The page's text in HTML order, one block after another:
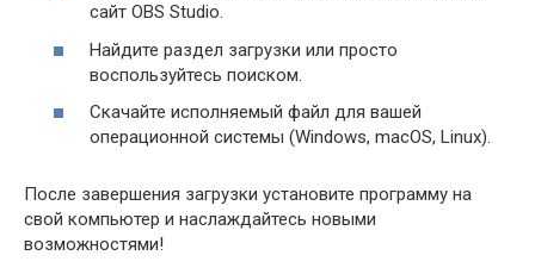
сайт OBS Studio.
Найдите раздел загрузки или просто
воспользуйтесь поиском.
Скачайте исполняемый файл для вашей
операционной системы (Windows, macOS, Linux).
После завершения загрузки установите программу на
свой компьютер и наслаждайтесь новыми
возможностями!